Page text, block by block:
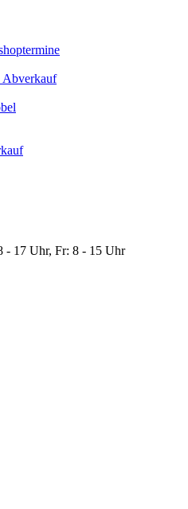
Abverkauf
- 17 Uhr, Fr: 8 - 15 Uhr